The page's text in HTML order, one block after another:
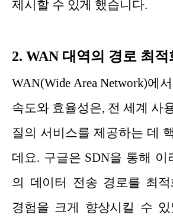
제시할 수 있게 했습니다.
2. WAN 대역의 경로 최적
WAN(Wide Area Network)에
속도와 효율성은, 전 세계 사
질의 서비스를 제공하는 데
데요. 구글은 SDN을 통해 이
의 데이터 전송 경로를 최
경험을 크게 향상시킬 수 있